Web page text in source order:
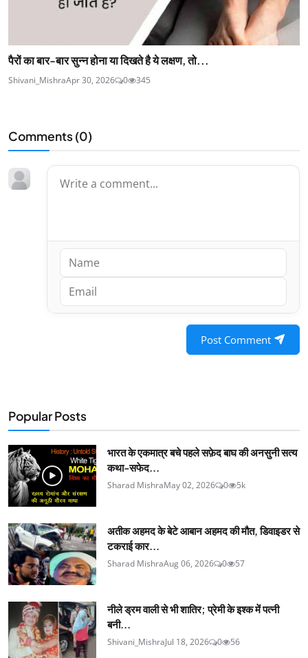
पैरों का बार-बार सुन्न होना या दिखते है ये लक्षण, तो...
Shivani_MishraApr 30, 2026 0 345
Comments (0)
Post Comment
Popular Posts
भारत के एकमात्र बचे पहले सफ़ेद बाघ की अनसुनी सत्य
कथा-सफेद...
Sharad MishraMay 02, 2026 0 5k
अतीक अहमद के बेटे आबान अहमद की मौत, डिवाइडर से
टकराई कार...
Sharad MishraAug 06, 2026 0 57
नीले ड्रम वाली से भी शातिर; प्रेमी के इश्‍क में पत्नी
बनी...
Shivani_MishraJul 18, 2026 0 56